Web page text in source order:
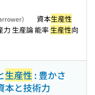
） 資本生産性
力 生産論 能率 生産性向
生産性 : 豊かさ
本と技術力